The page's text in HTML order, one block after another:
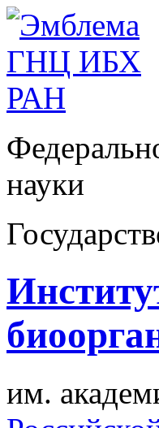
науки
им.